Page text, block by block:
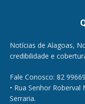
Notícias de Alagoas,
credibilidade e
Fale Conosco: 82
• Rua Senhor
Serraria.